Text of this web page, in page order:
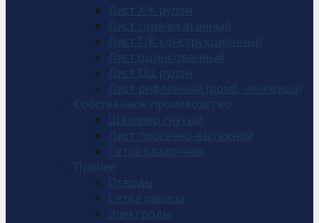
Лист Х/К рулон
Лист горячекатанный
Лист Г/К конструкционный
Лист оцинкованный
Лист ОЦ рулон
Лист рифленный (ромб, чечевица)
Собственное производство
Швеллер гнутый
Лист просечно-вытяжной
Сетка кладочная
Прочее
Отводы
Сетка рабица
Электроды